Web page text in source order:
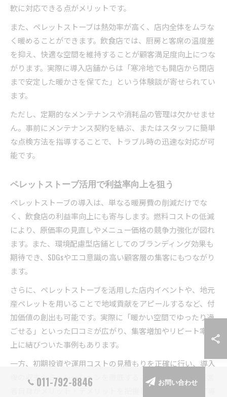
軟に対応できる点がメリットです。
また、ペレットストーブは熱効率が高く、店内全体をムラな
く暖めることができます。飲食店では、厨房と客席の温度差
を抑え、快適な空間を維持することが顧客満足度向上につな
がります。実際に導入店舗からは「寒冷地でも開店から閉店
まで安定した暖かさを保てた」という体験談が寄せられてい
ます。
ただし、定期的なメンテナンスや消耗品の管理は欠かせませ
ん。事前にメンテナンス契約を結ぶ、またはスタッフに簡単
な点検方法を指導することで、トラブル時の迅速な対応が可
能です。
ペレットストーブ活用で利益率向上を狙う
ペレットストーブの導入は、単なる暖房費の削減だけでな
く、飲食店の利益率向上にも寄与します。燃料コストの低減
により、原価率の見直しやメニュー価格の競争力強化が図れ
ます。また、環境配慮型店舗としてのブランディング効果も
期待でき、SDGsやエコ意識の高い顧客層の集客にもつながり
ます。
さらに、ペレットストーブを活用した店内イベントや、地元
産ペレットを用いることで地域貢献をアピールするなど、付
加価値の創出も可能です。実際に「暖かい空間でゆったり過
ごせる」といった口コミが広がり、集客増加やリピート率向
上に結びついた事例もあります。
一方、初期投資や運用コストの見積もりを正確に行い、導入
後の収支シミュレーションを徹底することが重要です。経営
011-792-8846 お問い合わせ